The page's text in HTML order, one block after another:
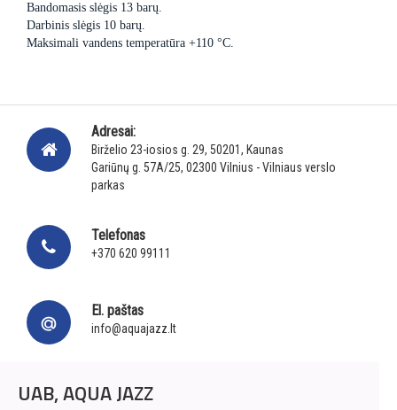
Bandomasis slėgis 13 barų.
Darbinis slėgis 10 barų.
Maksimali vandens temperatūra +110 °C.
Adresai:
Birželio 23-iosios g. 29, 50201, Kaunas
Gariūnų g. 57A/25, 02300 Vilnius - Vilniaus verslo
parkas
Telefonas
+370 620 99111
El. paštas
info@aquajazz.lt
UAB, AQUA JAZZ